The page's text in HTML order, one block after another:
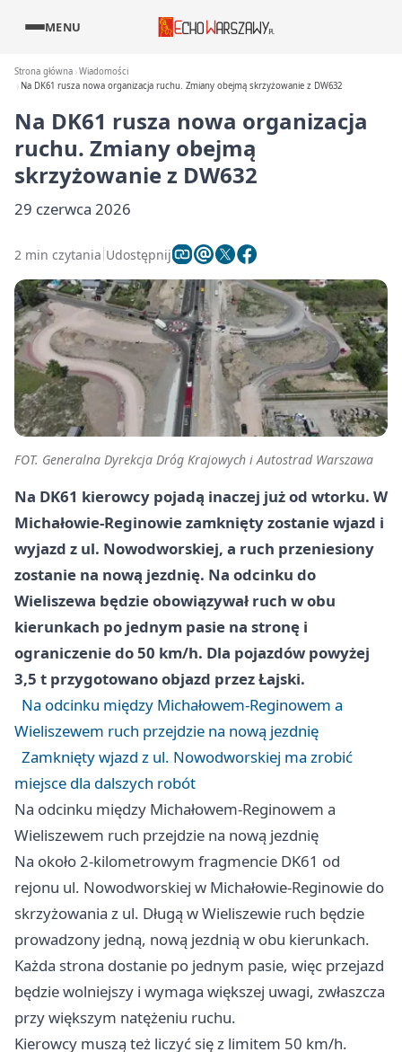
MENU
Strona główna Wiadomości
Na DK61 rusza nowa organizacja ruchu. Zmiany obejmą skrzyżowanie z DW632
Na DK61 rusza nowa organizacja
ruchu. Zmiany obejmą
skrzyżowanie z DW632
29 czerwca 2026
2 min czytania Udostępnij
FOT. Generalna Dyrekcja Dróg Krajowych i Autostrad Warszawa
Na DK61 kierowcy pojadą inaczej już od wtorku. W
Michałowie-Reginowie zamknięty zostanie wjazd i
wyjazd z ul. Nowodworskiej, a ruch przeniesiony
zostanie na nową jezdnię. Na odcinku do
Wieliszewa będzie obowiązywał ruch w obu
kierunkach po jednym pasie na stronę i
ograniczenie do 50 km/h. Dla pojazdów powyżej
3,5 t przygotowano objazd przez Łajski.
Na odcinku między Michałowem-Reginowem a
Wieliszewem ruch przejdzie na nową jezdnię
Zamknięty wjazd z ul. Nowodworskiej ma zrobić
miejsce dla dalszych robót
Na odcinku między Michałowem-Reginowem a
Wieliszewem ruch przejdzie na nową jezdnię
Na około 2-kilometrowym fragmencie DK61 od
rejonu ul. Nowodworskiej w Michałowie-Reginowie do
skrzyżowania z ul. Długą w Wieliszewie ruch będzie
prowadzony jedną, nową jezdnią w obu kierunkach.
Każda strona dostanie po jednym pasie, więc przejazd
będzie wolniejszy i wymaga większej uwagi, zwłaszcza
przy większym natężeniu ruchu.
Kierowcy muszą też liczyć się z limitem 50 km/h.